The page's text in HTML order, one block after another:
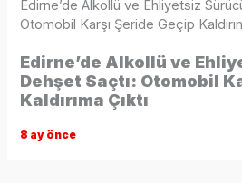
Edirne’de Alkollü ve Ehliyetsiz
Otomobil Karşı Şeride Geçip
Edirne’de Alkollü ve
Dehşet Saçtı: Otomobil
Kaldırıma Çıktı
8 ay önce